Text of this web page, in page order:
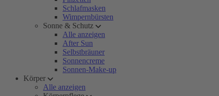
Schlafmasken
Wimpernbürsten
Sonne & Schutz
Alle anzeigen
After Sun
Selbstbräuner
Sonnencreme
Sonnen-Make-up
Körper
Alle anzeigen